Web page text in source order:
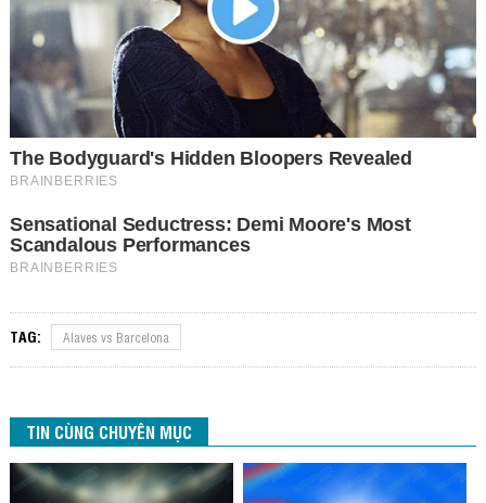
TAG: Alaves vs Barcelona
TIN CÙNG CHUYÊN MỤC